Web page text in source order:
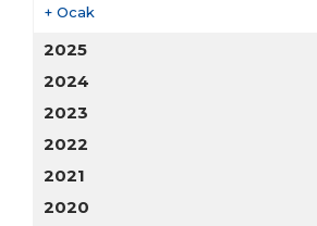
+ Ocak
2025
2024
2023
2022
2021
2020